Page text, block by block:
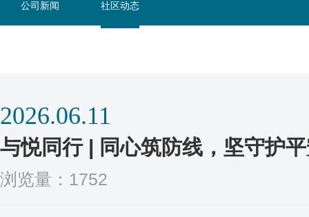
公司新闻 社区动态
2026.06.11
与悦同行 | 同心筑防线，坚守护
浏览量：1752